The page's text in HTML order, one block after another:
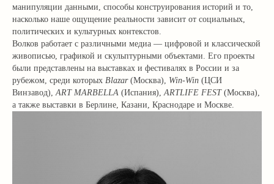
манипуляции данными, способы конструирования историй и то,
насколько наше ощущение реальности зависит от социальных,
политических и культурных контекстов.
Волков работает с различными медиа — цифровой и классической
живописью, графикой и скульптурными объектами. Его проекты
были представлены на выставках и фестивалях в России и за
рубежом, среди которых Blazar(Москва), Win-Win (ЦСИ
Винзавод), ART MARBELLA (Испания), ARTLIFE FEST(Москва),
а также выставки в Берлине, Казани, Краснодаре и Москве.